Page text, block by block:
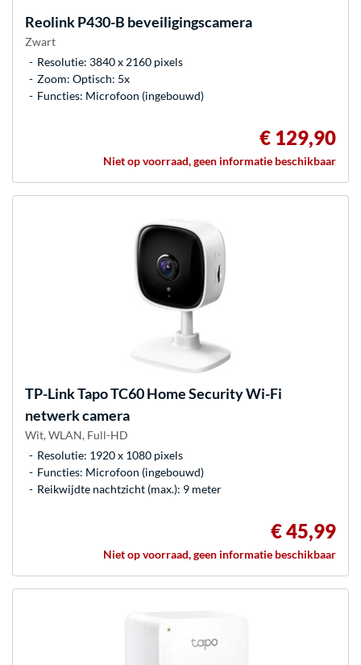
ReolinkP430-B beveiligingscamera
Zwart
Resolutie: 3840 x 2160 pixels
Zoom: Optisch: 5x
Functies: Microfoon (ingebouwd)
€ 129,90
Niet op voorraad, geen informatie beschikbaar
TP-LinkTapo TC60 Home Security Wi-Fi
netwerk camera
Wit, WLAN, Full-HD
Resolutie: 1920 x 1080 pixels
Functies: Microfoon (ingebouwd)
Reikwijdte nachtzicht (max.): 9 meter
€ 45,99
Niet op voorraad, geen informatie beschikbaar